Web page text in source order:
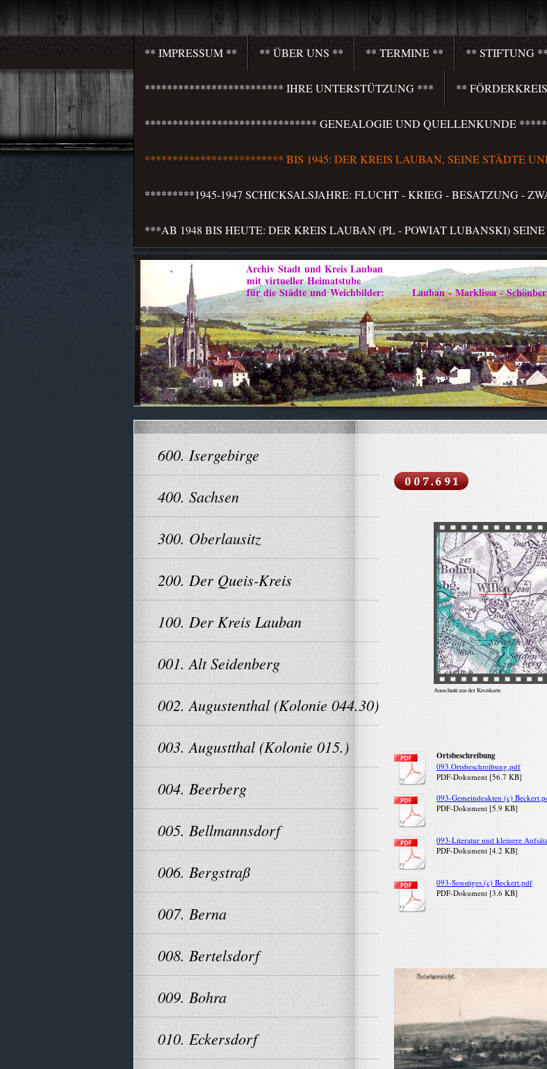
** IMPRESSUM ** ** ÜBER UNS ** ** TERMINE ** ** STIFTUNG **
************************* IHRE UNTERSTÜTZUNG *** **
******************************* GENEALOGIE UND QUELLENKUNDE
************************* BIS 1945: DER KREIS LAUBAN, SEINE STÄDTE
*********1945-1947 SCHICKSALSJAHRE: FLUCHT - KRIEG - BESATZUNG -
***AB 1948 BIS HEUTE: DER KREIS LAUBAN (PL - POWIAT LUBANSKI)
. Archiv Stadt und Kreis Lauban
mit virtueller Heimatstube
für die Städte und Weichbilder: Lauban - Marklissa - Schönberg -
600. Isergebirge
400. Sachsen
300. Oberlausitz
200. Der Queis-Kreis
100. Der Kreis Lauban
001. Alt Seidenberg
002. Augustenthal (Kolonie 044.30)
003. Augustthal (Kolonie 015.)
004. Beerberg
005. Bellmannsdorf
006. Bergstraß
007. Berna
008. Bertelsdorf
009. Bohra
010. Eckersdorf
Ausschnitt aus der Kreiskarte
Ortsbeschreibung
093.Ortsbeschreibung.pdf
PDF-Dokument [56.7 KB]
093-Gemeindeakten (c)
PDF-Dokument [5.9 KB]
093-Literatur und kleinere
PDF-Dokument [4.2 KB]
093-Sonstiges (c) Beckert.pdf
PDF-Dokument [3.6 KB]